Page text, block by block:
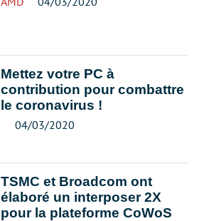
Mettez votre PC à
contribution pour combattre
le coronavirus !
04/03/2020
TSMC et Broadcom ont
élaboré un interposer 2X
pour la plateforme CoWoS